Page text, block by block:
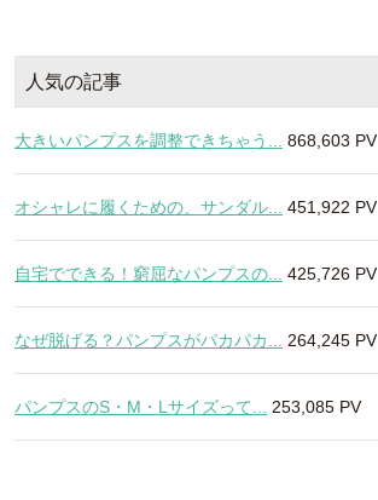
人気の記事
大きいパンプスを調整できちゃう... 868,603 PV
オシャレに履くための、サンダル... 451,922 PV
自宅でできる！窮屈なパンプスの... 425,726 PV
なぜ脱げる？パンプスがパカパカ... 264,245 PV
パンプスのS・M・Lサイズって... 253,085 PV